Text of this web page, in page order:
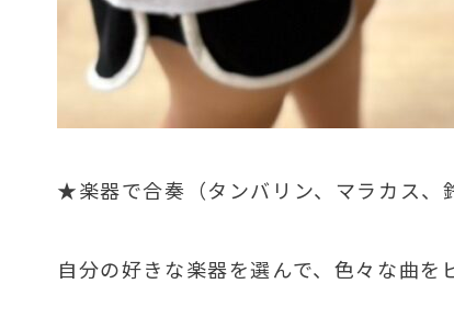
★楽器で合奏（タンバリン、マラカス、
自分の好きな楽器を選んで、色々な曲を